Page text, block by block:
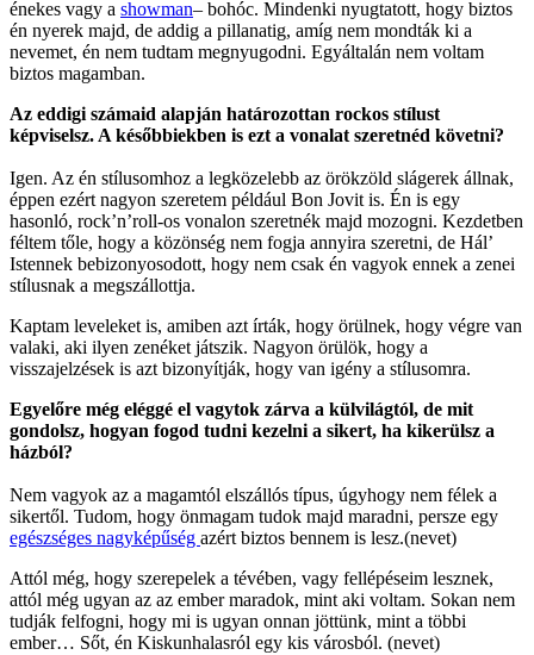
énekes vagy a showman– bohóc. Mindenki nyugtatott, hogy biztos
én nyerek majd, de addig a pillanatig, amíg nem mondták ki a
nevemet, én nem tudtam megnyugodni. Egyáltalán nem voltam
biztos magamban.
Az eddigi számaid alapján határozottan rockos stílust
képviselsz. A későbbiekben is ezt a vonalat szeretnéd követni?
Igen. Az én stílusomhoz a legközelebb az örökzöld slágerek állnak,
éppen ezért nagyon szeretem például Bon Jovit is. Én is egy
hasonló, rock’n’roll-os vonalon szeretnék majd mozogni. Kezdetben
féltem tőle, hogy a közönség nem fogja annyira szeretni, de Hál’
Istennek bebizonyosodott, hogy nem csak én vagyok ennek a zenei
stílusnak a megszállottja.
Kaptam leveleket is, amiben azt írták, hogy örülnek, hogy végre van
valaki, aki ilyen zenéket játszik. Nagyon örülök, hogy a
visszajelzések is azt bizonyítják, hogy van igény a stílusomra.
Egyelőre még eléggé el vagytok zárva a külvilágtól, de mit
gondolsz, hogyan fogod tudni kezelni a sikert, ha kikerülsz a
házból?
Nem vagyok az a magamtól elszállós típus, úgyhogy nem félek a
sikertől. Tudom, hogy önmagam tudok majd maradni, persze egy
egészséges nagyképűség azért biztos bennem is lesz.(nevet)
Attól még, hogy szerepelek a tévében, vagy fellépéseim lesznek,
attól még ugyan az az ember maradok, mint aki voltam. Sokan nem
tudják felfogni, hogy mi is ugyan onnan jöttünk, mint a többi
ember… Sőt, én Kiskunhalasról egy kis városból. (nevet)